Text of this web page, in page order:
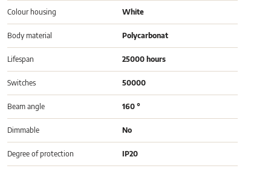
Colour housing White
Body material Polycarbonat
Lifespan 25000 hours
Switches 50000
Beam angle 160 °
Dimmable No
Degree of protection IP20